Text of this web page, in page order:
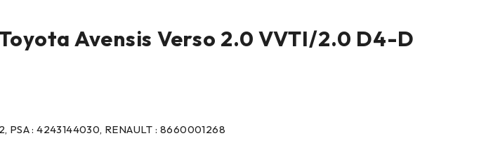
Avensis Verso 2.0 VVTI/2.0 D4-D
PSA : 4243144030, RENAULT : 8660001268